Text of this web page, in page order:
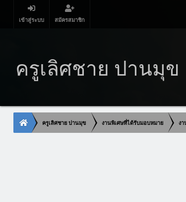
เข้าสู่ระบบ สมัครสมาชิก
ครูเลิศชาย ปานมุข
ครูเลิศชาย ปานมุข งานพิเศษที่ได้รับมอบหมาย ง